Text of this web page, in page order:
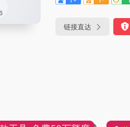
链接直达